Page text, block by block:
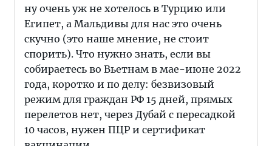
ну очень уж не хотелось в Турцию или
Египет, а Мальдивы для нас это очень
скучно (это наше мнение, не стоит
спорить). Что нужно знать, если вы
собираетесь во Вьетнам в мае-июне 2022
года, коротко и по делу: безвизовый
режим для граждан РФ 15 дней, прямых
перелетов нет, через Дубай с пересадкой
10 часов, нужен ПЦР и сертификат